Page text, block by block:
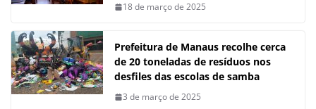
18 de março de 2025
Prefeitura de Manaus recolhe cerca
de 20 toneladas de resíduos nos
desfiles das escolas de samba
3 de março de 2025